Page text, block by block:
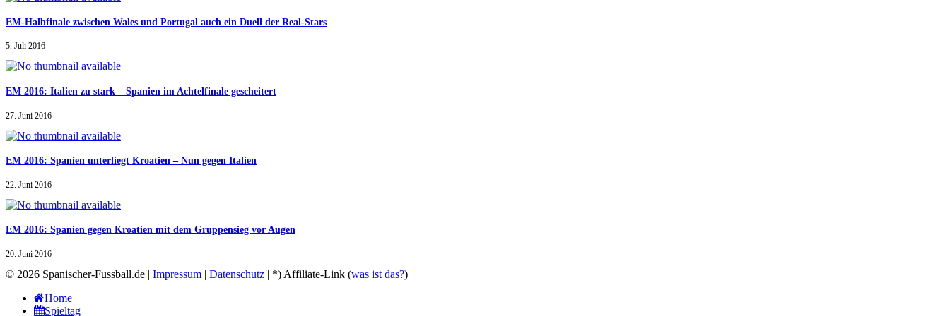
EM-Halbfinale zwischen Wales und Portugal auch ein Duell der Real-Stars
5. Juli 2016
EM 2016: Italien zu stark – Spanien im Achtelfinale gescheitert
27. Juni 2016
EM 2016: Spanien unterliegt Kroatien – Nun gegen Italien
22. Juni 2016
EM 2016: Spanien gegen Kroatien mit dem Gruppensieg vor Augen
20. Juni 2016
© 2026 Spanischer-Fussball.de | Impressum | Datenschutz | *) Affiliate-Link (was ist das?)
Home
Spieltag